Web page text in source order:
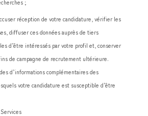
;
réception de votre candidature, vérifier les
diffuser ces données auprès de tiers
d’être intéressés par votre profil et, conserver
de campagne de recrutement ultérieure.
d’informations complémentaires des
votre candidature est susceptible d’être